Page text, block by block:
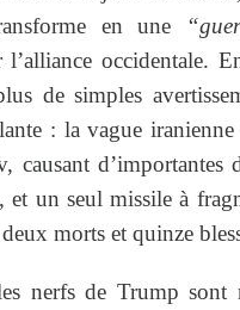
en une
l’alliance occidentale.
de simples
: la vague
d’importantes
et un seul missile à
morts et quinze
nerfs de Trump sont